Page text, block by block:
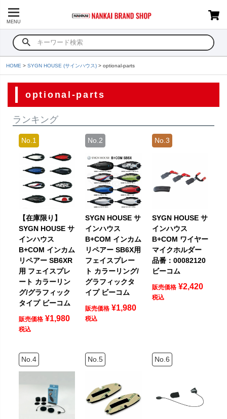
MENU
HOME SYGN HOUSE (サインハウス) optional-parts
optional-parts
ランキング
【在庫限り】
SYGN HOUSE サ
インハウス
B+COM インカム
リペアー SB6XR
用 フェイスプレ
ート カラーリン
グ/グラフィック
タイプ ビーコム
販売価格 ¥1,980
税込
SYGN HOUSE サ
インハウス
B+COM インカム
リペアー SB6X用
フェイスプレー
ト カラーリング/
グラフィックタ
イプ ビーコム
販売価格 ¥1,980
税込
SYGN HOUSE サ
インハウス
B+COM ワイヤー
マイクホルダー
品番：00082120
ビーコム
販売価格 ¥2,420
税込